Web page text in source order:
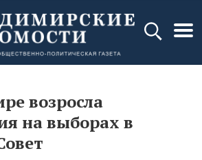
возросла
на выборах в